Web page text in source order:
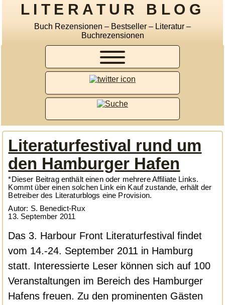
LITERATUR BLOG
Buch Rezensionen – Bestseller – Literatur –
Buchrezensionen
Literaturfestival rund um
den Hamburger Hafen
*Dieser Beitrag enthält einen oder mehrere Affiliate Links.
Kommt über einen solchen Link ein Kauf zustande, erhält der
Betreiber des Literaturblogs eine Provision.
Autor: S. Benedict-Rux
13. September 2011
Das 3. Harbour Front Literaturfestival findet
vom 14.-24. September 2011 in Hamburg
statt. Interessierte Leser können sich auf 100
Veranstaltungen im Bereich des Hamburger
Hafens freuen. Zu den prominenten Gästen